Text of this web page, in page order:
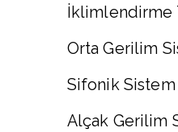
İklimlendirme
Orta Gerilim
Sifonik Sistem
Alçak Gerilim